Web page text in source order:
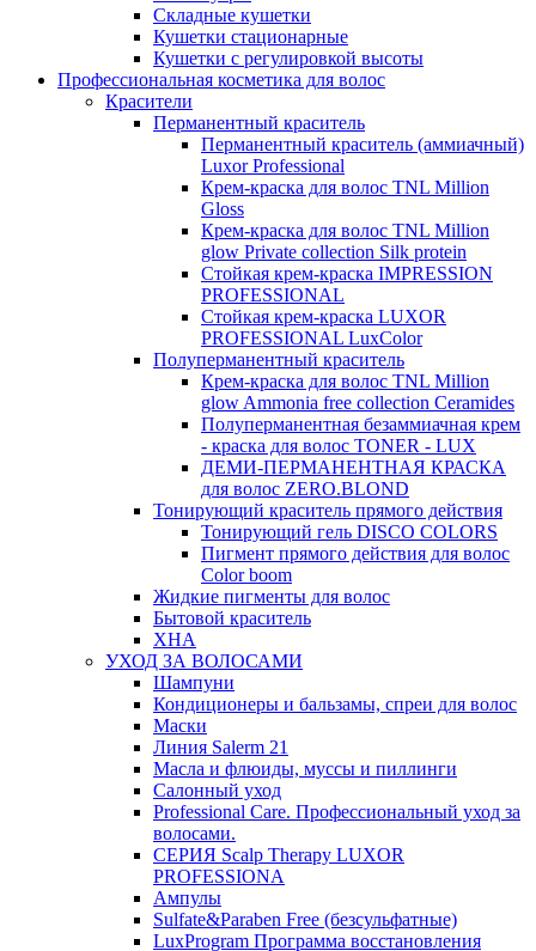
Складные кушетки
Кушетки стационарные
Кушетки с регулировкой высоты
Профессиональная косметика для волос
Красители
Перманентный краситель
Перманентный краситель (аммиачный)
Luxor Professional
Крем-краска для волос TNL Million
Gloss
Крем-краска для волос TNL Million
glow Private collection Silk protein
Стойкая крем-краска IMPRESSION
PROFESSIONAL
Стойкая крем-краска LUXOR
PROFESSIONAL LuxColor
Полуперманентный краситель
Крем-краска для волос TNL Million
glow Ammonia free collection Ceramides
Полуперманентная безаммиачная крем
- краска для волос TONER - LUX
ДЕМИ-ПЕРМАНЕНТНАЯ КРАСКА
для волос ZERO.BLOND
Тонирующий краситель прямого действия
Тонирующий гель DISCO COLORS
Пигмент прямого действия для волос
Color boom
Жидкие пигменты для волос
Бытовой краситель
ХНА
УХОД ЗА ВОЛОСАМИ
Шампуни
Кондиционеры и бальзамы, спреи для волос
Маски
Линия Salerm 21
Масла и флюиды, муссы и пиллинги
Салонный уход
Professional Care. Профессиональный уход за
волосами.
СЕРИЯ Scalp Therapy LUXOR
PROFESSIONA
Ампулы
Sulfate&Paraben Free (безсульфатные)
LuxProgram Программа восстановления